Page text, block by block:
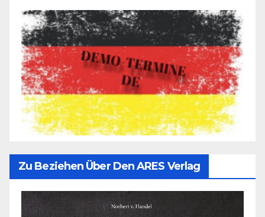
Zu Beziehen Über Den ARES Verlag